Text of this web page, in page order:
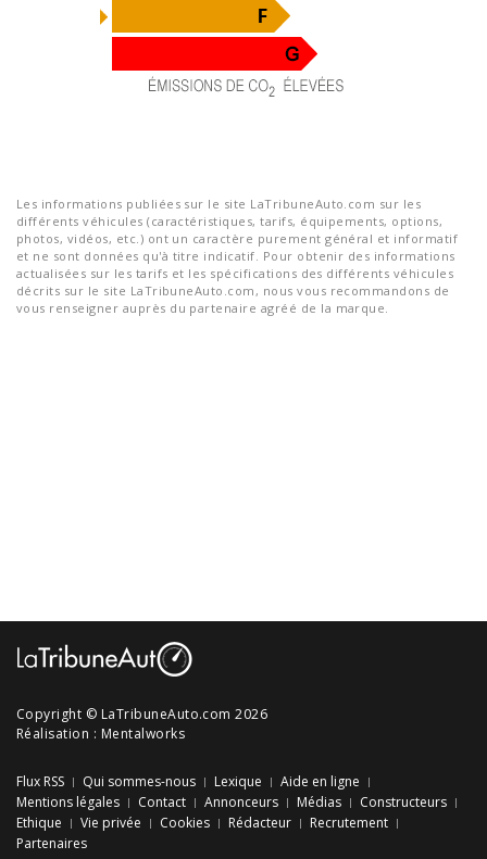
Les informations publiées sur le site LaTribuneAuto.com sur les
différents véhicules (caractéristiques, tarifs, équipements, options,
photos, vidéos, etc.) ont un caractère purement général et informatif
et ne sont données qu'à titre indicatif. Pour obtenir des informations
actualisées sur les tarifs et les spécifications des différents véhicules
décrits sur le site LaTribuneAuto.com, nous vous recommandons de
vous renseigner auprès du partenaire agréé de la marque.
Copyright © LaTribuneAuto.com 2026
Réalisation : Mentalworks
Flux RSS Qui sommes-nous Lexique
Aide en ligne
Mentions légales
Contact Annonceurs Médias
Constructeurs
Ethique
Vie privée Cookies Rédacteur
Recrutement
Partenaires